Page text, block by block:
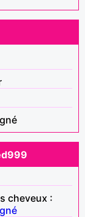
cheveux :